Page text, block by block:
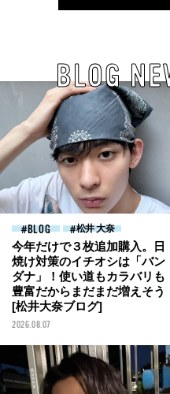
BLOG
BLOG 松井 大奈
今年だけで３枚追加購入。日
焼け対策のイチオシは「バン
ダナ」！使い道もカラバリも
豊富だからまだまだ増えそう
[松井大奈ブログ]
2026.08.07